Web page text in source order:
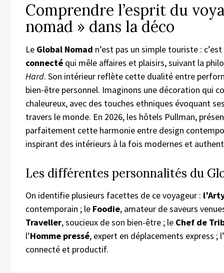
Comprendre l’esprit du
nomad » dans la déco
Le Global Nomad n’est pas un simple touriste :
connecté qui mêle affaires et plaisirs, suivant la
Hard. Son intérieur reflète cette dualité entre
bien-être personnel. Imaginons une décoration qui
chaleureux, avec des touches ethniques évoquant
travers le monde. En 2026, les hôtels Pullman,
parfaitement cette harmonie entre design
inspirant des intérieurs à la fois modernes et
Les différentes personnalités du
On identifie plusieurs facettes de ce voyageur :
contemporain ; le Foodie, amateur de saveurs
Traveller, soucieux de son bien-être ; le Chef de
l’Homme pressé, expert en déplacements express ; l’
connecté et productif.